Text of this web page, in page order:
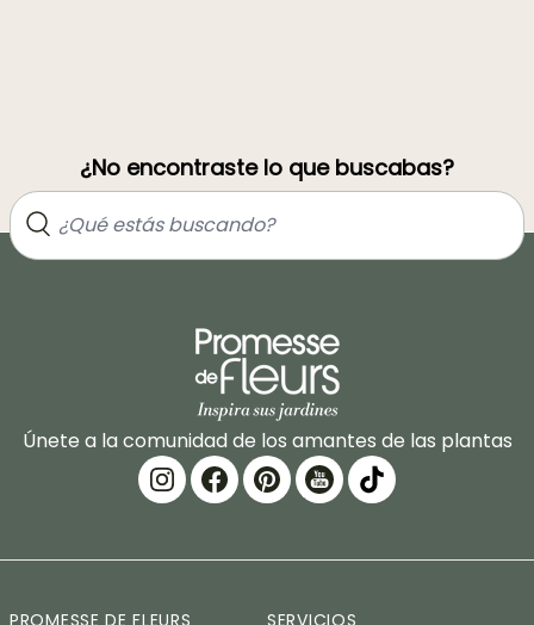
¿No encontraste lo que buscabas?
Únete a la comunidad de los amantes de las plantas